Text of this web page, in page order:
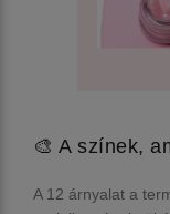
🎨 A színek,
A 12 árnyalat a